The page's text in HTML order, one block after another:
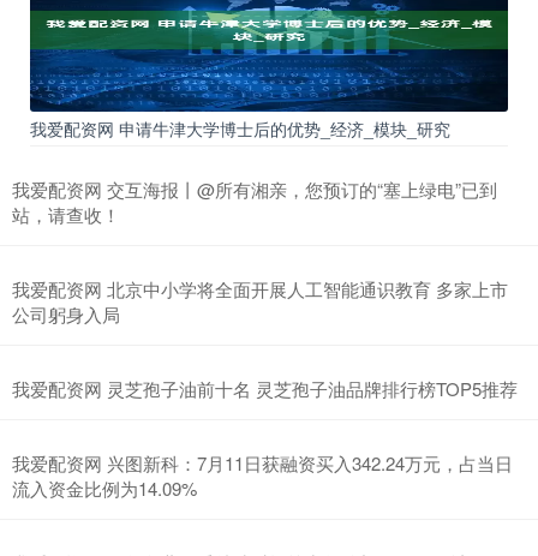
我爱配资网 申请牛津大学博士后的优势_经济_模块_研究
我爱配资网 交互海报丨@所有湘亲，您预订的“塞上绿电”已到
站，请查收！
我爱配资网 北京中小学将全面开展人工智能通识教育 多家上市
公司躬身入局
我爱配资网 灵芝孢子油前十名 灵芝孢子油品牌排行榜TOP5推荐
我爱配资网 兴图新科：7月11日获融资买入342.24万元，占当日
流入资金比例为14.09%